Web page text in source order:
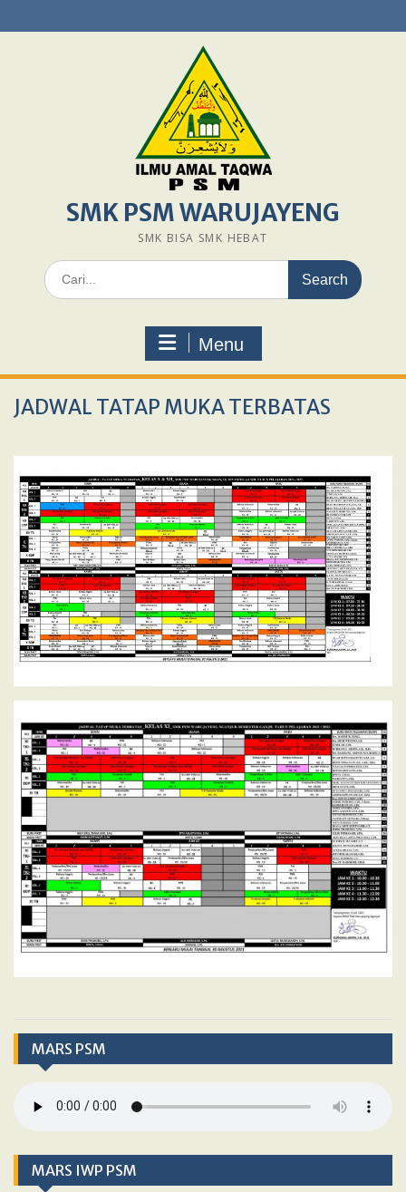
to
SMK PSM WARUJAYENG
SMK BISA SMK HEBAT
Search
for:
Menu
JADWAL TATAP MUKA TERBATAS
MARS PSM
MARS IWP PSM